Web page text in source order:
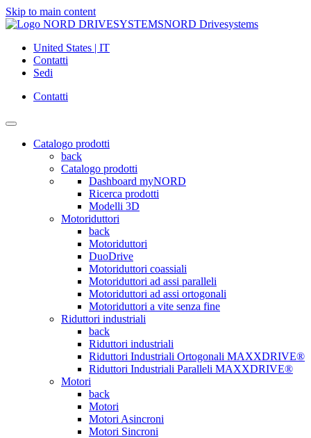
Skip to main content
NORD Drivesystems
United States | IT
Contatti
Sedi
Contatti
Catalogo prodotti
back
Catalogo prodotti
Dashboard myNORD
Ricerca prodotti
Modelli 3D
Motoriduttori
back
Motoriduttori
DuoDrive
Motoriduttori coassiali
Motoriduttori ad assi paralleli
Motoriduttori ad assi ortogonali
Motoriduttori a vite senza fine
Riduttori industriali
back
Riduttori industriali
Riduttori Industriali Ortogonali MAXXDRIVE®
Riduttori Industriali Paralleli MAXXDRIVE®
Motori
back
Motori
Motori Asincroni
Motori Sincroni